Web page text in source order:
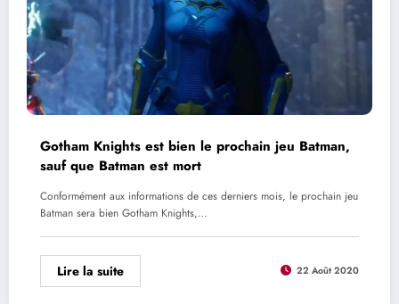
Gotham Knights est bien le prochain jeu Batman,
sauf que Batman est mort
Conformément aux informations de ces derniers mois, le prochain jeu
Batman sera bien Gotham Knights,…
Lire la suite 22 Août 2020